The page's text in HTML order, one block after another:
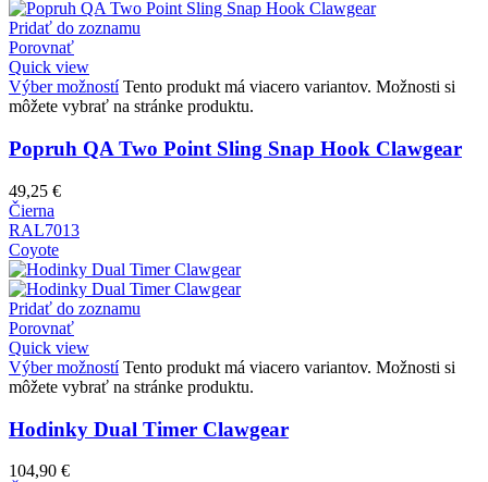
Pridať do zoznamu
Porovnať
Quick view
Výber možností Tento produkt má viacero variantov. Možnosti si
môžete vybrať na stránke produktu.
Popruh QA Two Point Sling Snap Hook Clawgear
49,25 €
Čierna
RAL7013
Coyote
Pridať do zoznamu
Porovnať
Quick view
Výber možností Tento produkt má viacero variantov. Možnosti si
môžete vybrať na stránke produktu.
Hodinky Dual Timer Clawgear
104,90 €